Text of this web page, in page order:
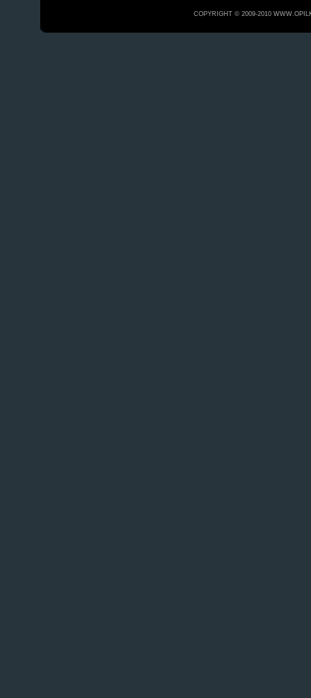
COPYRIGHT © 2009-2010